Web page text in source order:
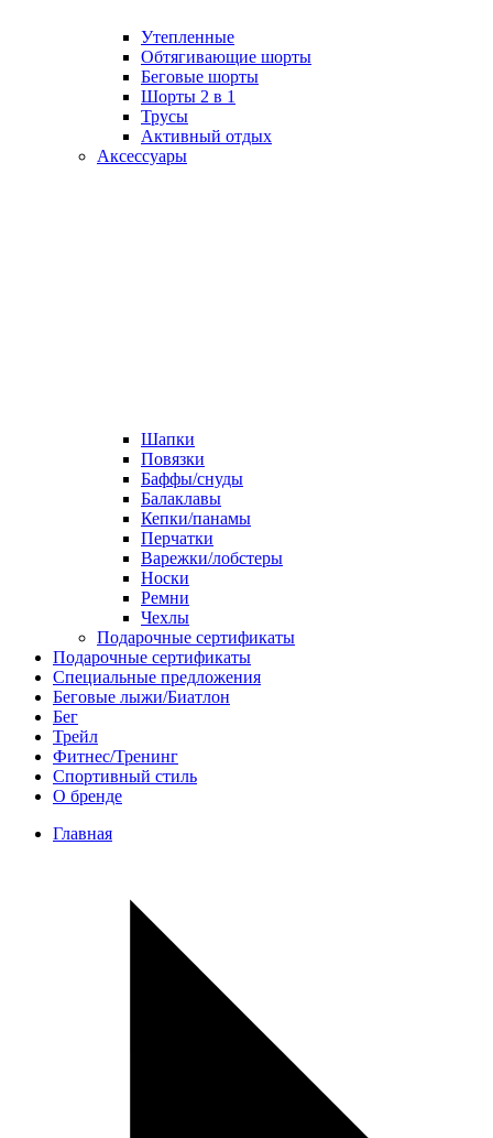
Утепленные
Обтягивающие шорты
Беговые шорты
Шорты 2 в 1
Трусы
Активный отдых
Аксессуары
Шапки
Повязки
Баффы/снуды
Балаклавы
Кепки/панамы
Перчатки
Варежки/лобстеры
Носки
Ремни
Чехлы
Подарочные сертификаты
Подарочные сертификаты
Специальные предложения
Беговые лыжи/Биатлон
Бег
Трейл
Фитнес/Тренинг
Спортивный стиль
О бренде
Главная